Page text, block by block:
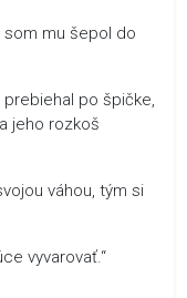
som mu šepol do
po špičke,
jeho rozkoš
váhou, tým si
vyvarovať.“